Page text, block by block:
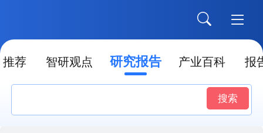
推荐 智研观点 研究报告 产业百科 报
搜索